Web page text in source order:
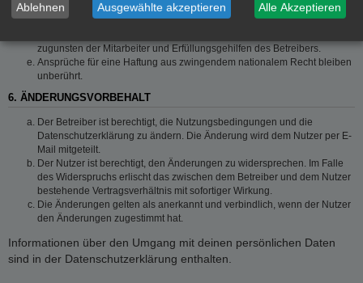
nach auf die vertragstypischen Durchschnittsschäden begrenzt. Dies gilt
auch für mittelbare Schäden, insbesondere entgangenen Gewinn.
zugunsten der Mitarbeiter und Erfüllungsgehilfen des Betreibers.
Ansprüche für eine Haftung aus zwingendem nationalem Recht bleiben
unberührt.
6. ÄNDERUNGSVORBEHALT
Der Betreiber ist berechtigt, die Nutzungsbedingungen und die
Datenschutzerklärung zu ändern. Die Änderung wird dem Nutzer per E-
Mail mitgeteilt.
Der Nutzer ist berechtigt, den Änderungen zu widersprechen. Im Falle
des Widerspruchs erlischt das zwischen dem Betreiber und dem Nutzer
bestehende Vertragsverhältnis mit sofortiger Wirkung.
Die Änderungen gelten als anerkannt und verbindlich, wenn der Nutzer
den Änderungen zugestimmt hat.
Informationen über den Umgang mit deinen persönlichen Daten
sind in der Datenschutzerklärung enthalten.
Ablehnen Ausgewählte akzeptieren Alle Akzeptieren